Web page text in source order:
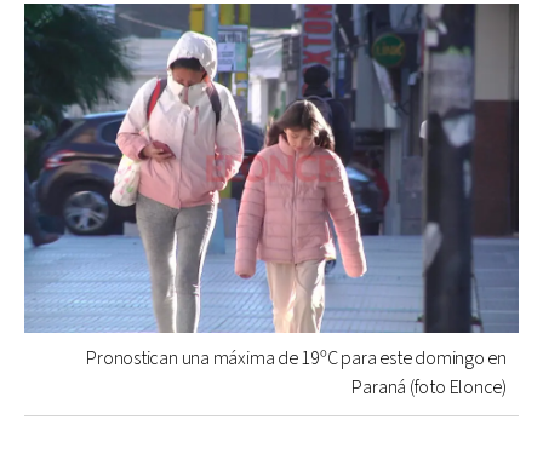
Pronostican una máxima de 19ºC para este domingo en
Paraná (foto Elonce)